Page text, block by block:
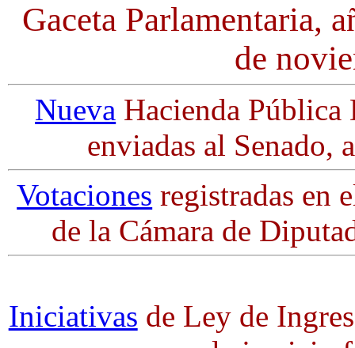
Gaceta Parlamentaria,
de
Nueva Hacienda
enviadas al Senado,
Votaciones registradas en
de la Cámara de
Iniciativas de Ley de